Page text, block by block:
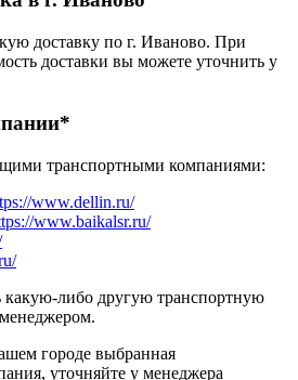
доставку по г. Иваново. При
доставки вы можете уточнить у
транспортными компаниями:
www.dellin.ru/
www.baikalsr.ru/
какую-либо другую транспортную
городе выбранная
уточняйте у менеджера